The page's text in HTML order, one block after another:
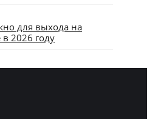
для выхода на
2026 году